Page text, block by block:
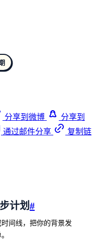
分享到微博
分享到
通过邮件分享
复制链
计划#
间线，把你的背景发